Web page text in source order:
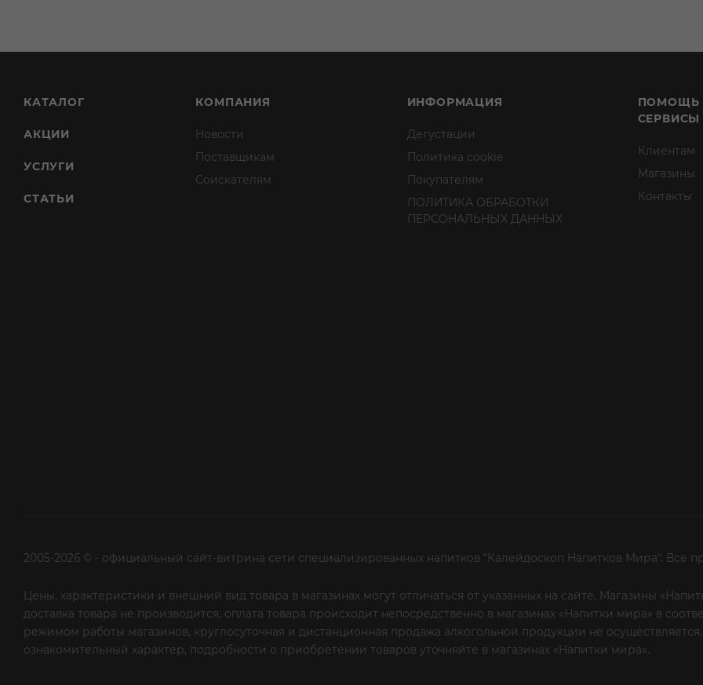
КАТАЛОГ
АКЦИИ
УСЛУГИ
СТАТЬИ
КОМПАНИЯ
Новости
Поставщикам
Соискателям
ИНФОРМАЦИЯ
Дегустации
Политика cookie
Покупателям
ПОЛИТИКА ОБРАБОТКИ
ПЕРСОНАЛЬНЫХ ДАННЫХ
ПОМОЩЬ
СЕРВИСЫ
Клиентам
Магазины
Контакты
2005-2026 © - официальный сайт-витрина сети специализированных напитков "Калейдоскоп Напитков Мира". Все
Цены, характеристики и внешний вид товара в магазинах могут отличаться от указанных на сайте. Магазины
доставка товара не производится, оплата товара происходит непосредственно в магазинах «Напитки мира» в
режимом работы магазинов, круглосуточная и дистанционная продажа алкогольной продукции не
ознакомительный характер, подробности о приобретении товаров уточняйте в магазинах «Напитки мира».